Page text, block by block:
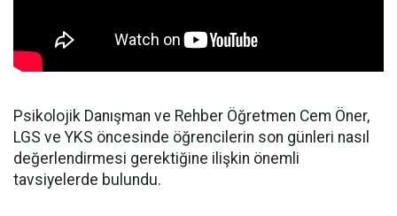
Psikolojik Danışman ve Rehber Öğretmen Cem Öner,
LGS ve YKS öncesinde öğrencilerin son günleri nasıl
değerlendirmesi gerektiğine ilişkin önemli
tavsiyelerde bulundu.